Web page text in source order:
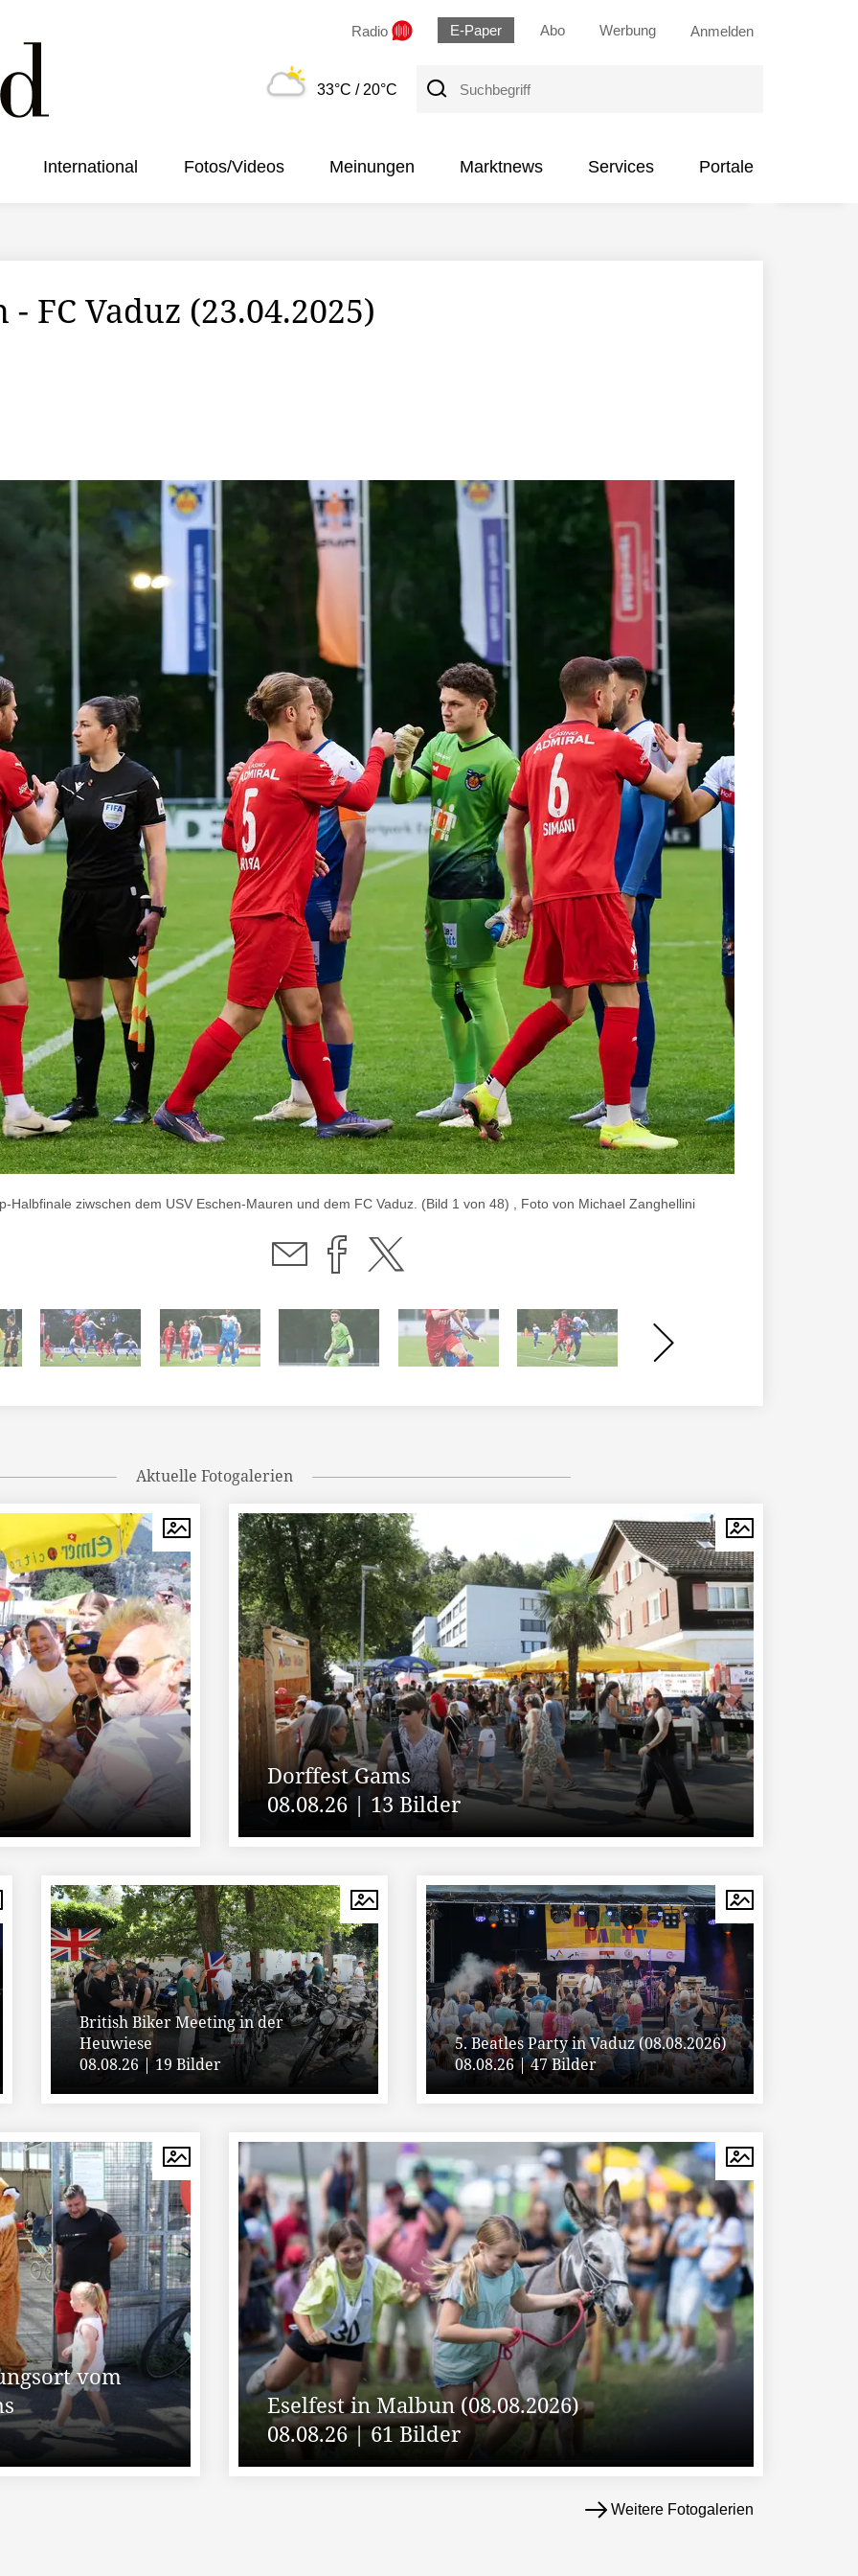
Radio E-Paper Abo Werbung Anmelden
33°C / 20°C
Suchbegriff
International Fotos/Videos Meinungen Marktnews Services Portale
FC Vaduz (23.04.2025)
Halbfinale ziwschen dem USV Eschen-Mauren und dem FC Vaduz. (Bild 1 von 48) , Foto von Michael Zanghellini
Aktuelle Fotogalerien
Dorffest Gams
08.08.26 | 13 Bilder
British Biker Meeting in der
Heuwiese
08.08.26 | 19 Bilder
5. Beatles Party in Vaduz (08.08.2026)
08.08.26 | 47 Bilder
vom
Eselfest in Malbun (08.08.2026)
08.08.26 | 61 Bilder
Weitere Fotogalerien